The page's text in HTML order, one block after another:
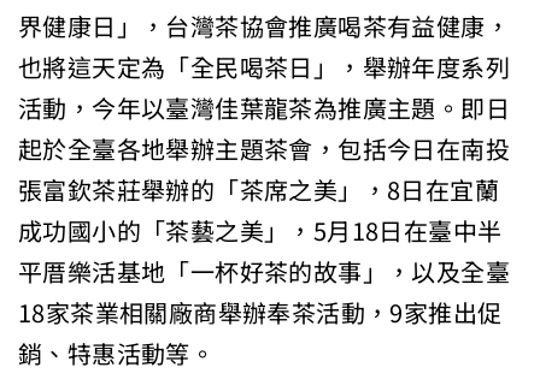
界健康日」，台灣茶協會推廣喝茶有益健康，
也將這天定為「全民喝茶日」，舉辦年度系列
活動，今年以臺灣佳葉龍茶為推廣主題。即日
起於全臺各地舉辦主題茶會，包括今日在南投
張富欽茶莊舉辦的「茶席之美」，8日在宜蘭
成功國小的「茶藝之美」，5月18日在臺中半
平厝樂活基地「一杯好茶的故事」，以及全臺
18家茶業相關廠商舉辦奉茶活動，9家推出促
銷、特惠活動等。